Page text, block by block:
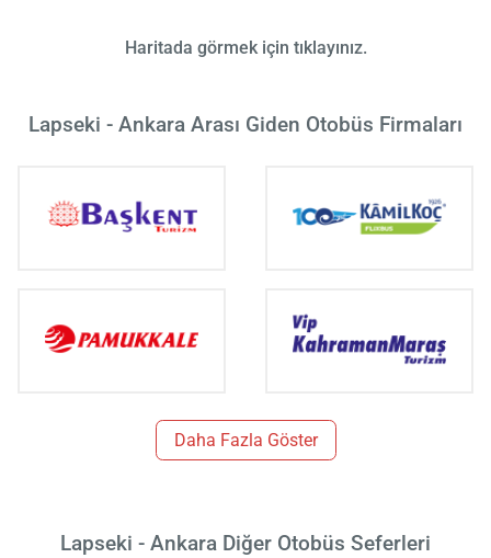
Haritada görmek için tıklayınız.
Lapseki - Ankara Arası Giden Otobüs Firmaları
Daha Fazla Göster
Lapseki - Ankara Diğer Otobüs Seferleri